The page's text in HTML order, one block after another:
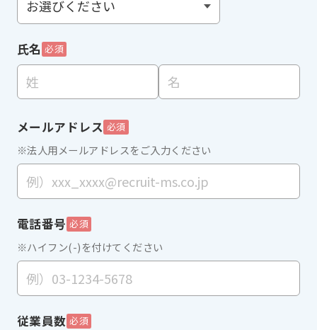
氏名 必須
メールアドレス 必須
※法人用メールアドレスをご入力ください
電話番号 必須
※ハイフン(-)を付けてください
従業員数 必須